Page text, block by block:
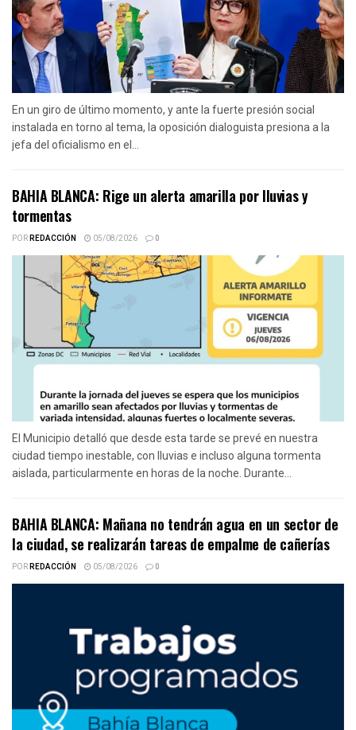
En un giro de último momento, y ante la fuerte presión social
instalada en torno al tema, la oposición dialoguista presiona a la
jefa del oficialismo en el...
BAHIA BLANCA: Rige un alerta amarilla por lluvias y
tormentas
PORREDACCIÓN 05/08/2026 0
El Municipio detalló que desde esta tarde se prevé en nuestra
ciudad tiempo inestable, con lluvias e incluso alguna tormenta
aislada, particularmente en horas de la noche. Durante...
BAHIA BLANCA: Mañana no tendrán agua en un sector de
la ciudad, se realizarán tareas de empalme de cañerías
PORREDACCIÓN 05/08/2026 0